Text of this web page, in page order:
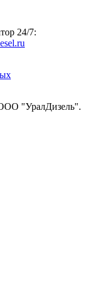
24/7:
"УралДизель".